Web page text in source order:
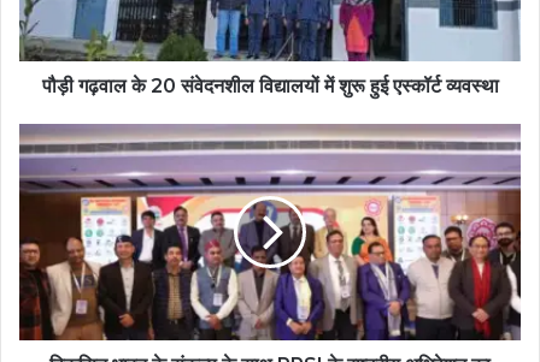
पौड़ी गढ़वाल के 20 संवेदनशील विद्यालयों में शुरू हुई एस्कॉर्ट व्यवस्था